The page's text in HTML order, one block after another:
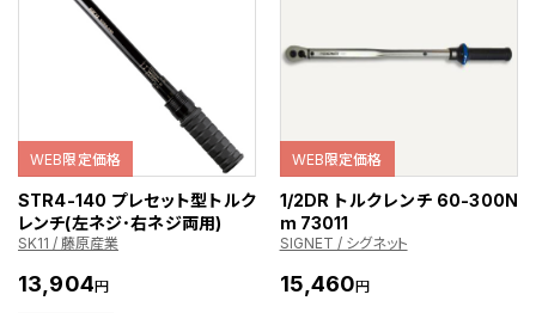
WEB限定価格
STR4-140 プレセット型トルク
レンチ(左ネジ･右ネジ両用)
SK11 / 藤原産業
13,904円
WEB限定価格
1/2DR トルクレンチ 60-300N
m 73011
SIGNET / シグネット
15,460円